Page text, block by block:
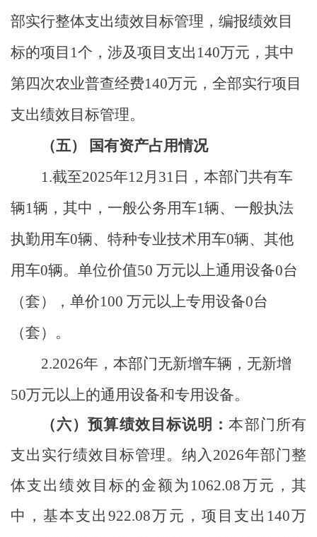
部实行整体支出绩效目标管理，编报绩效目
标的项目 1个，涉及项目支出 140万元，其中
第四次农业普查经费140万元，全部实行项目
支出绩效目标管理。
（五）
国有资产占用情况
1.截至2025年12月 31 日，本部门共有车
辆1辆，其中，一般公务用车1辆、一般执法
执勤用车0辆、特种专业技术用车0辆、其他
用车0辆。单位价值50 万元以上通用设备0台
（套），单价100 万元以上专用设备0台
（套）。
2.2026年，本部门无新增车辆，无新增
50万元以上的通用设备和专用设备。
（六）预算绩效目标说明：本部门所有
支出实行绩效目标管理。纳入 2026年部门整
体支出绩效目标的金额为 1062.08万元，其
中，基本支出922.08万元，项目支出 140万